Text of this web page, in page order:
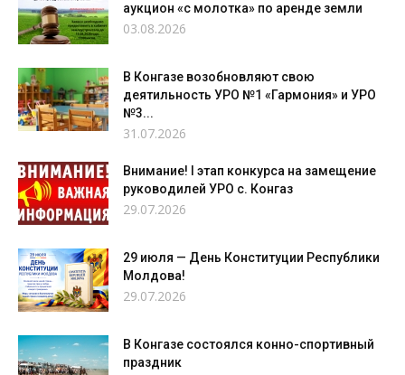
аукцион «с молотка» по аренде земли
03.08.2026
В Конгазе возобновляют свою
деятильность УРО №1 «Гармония» и УРО
№3...
31.07.2026
Внимание! I этап конкурса на замещение
руководилей УРО с. Конгаз
29.07.2026
29 июля — День Конституции Республики
Молдова!
29.07.2026
В Конгазе состоялся конно-спортивный
праздник